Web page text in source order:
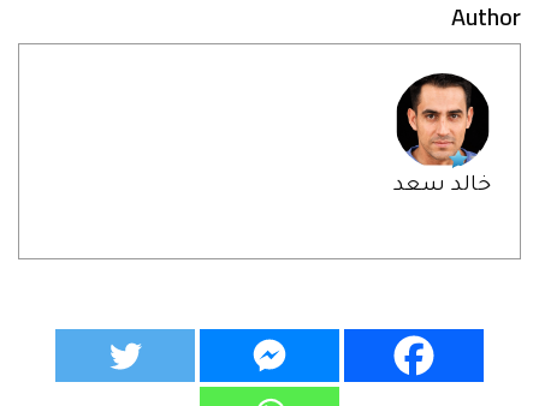
Author
خالد سعد